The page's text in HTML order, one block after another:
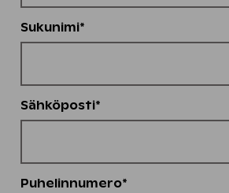
Sukunimi*
Sähköposti*
Puhelinnumero*